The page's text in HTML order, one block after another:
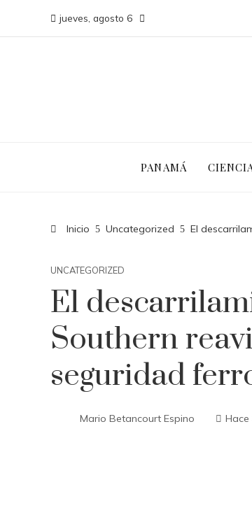
jueves, agosto 6
PANAMÁ
Inicio Uncategorized El
UNCATEGORIZED
El
Southern
seguridad
Mario Betancourt Espino Hace